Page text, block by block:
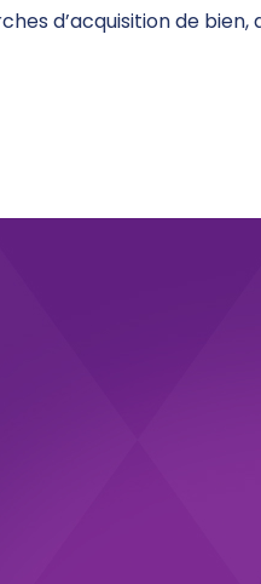
d’acquisition de